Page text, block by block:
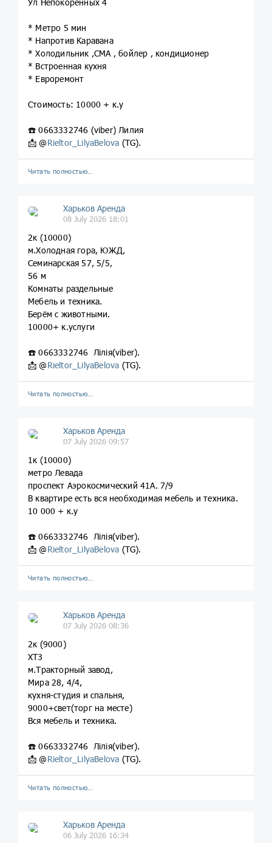
Ул Непокоренных 4
* Метро 5 мин
* Напротив Каравана
* Холодильник ,СМА , бойлер , кондиционер
* Встроенная кухня
* Евроремонт
Стоимость: 10000 + к.у
☎️ 0663332746 (viber) Лилия
📩 @Rieltor_LilyaBelova (TG).
Читать полностью…
Харьков Аренда
08 July 2026 18:01
2к (10000)
м.Холодная гора, ЮЖД,
Семинарская 57, 5/5,
56 м
Комнаты раздельные
Мебель и техника.
Берём с животными.
10000+ к.услуги
☎️ 0663332746 Лілія(viber).
📩 @Rieltor_LilyaBelova (TG).
Читать полностью…
Харьков Аренда
07 July 2026 09:57
1к (10000)
метро Левада
проспект Аэрокосмический 41А. 7/9
В квартире есть вся необходимая мебель и техника.
10 000 + к.у
☎️ 0663332746 Лілія(viber).
📩 @Rieltor_LilyaBelova (TG).
Читать полностью…
Харьков Аренда
07 July 2026 08:36
2к (9000)
ХТЗ
м.Тракторный завод,
Мира 28, 4/4,
кухня-студия и спальня,
9000+свет(торг на месте)
Вся мебель и техника.
☎️ 0663332746 Лілія(viber).
📩 @Rieltor_LilyaBelova (TG).
Читать полностью…
Харьков Аренда
06 July 2026 16:34